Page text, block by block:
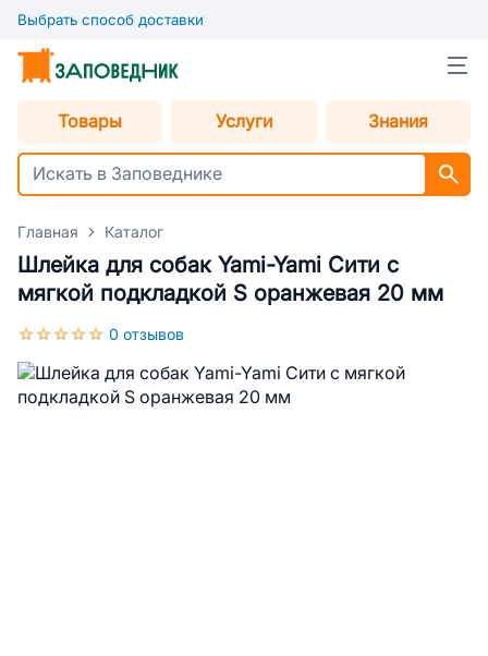
Выбрать способ доставки
Товары Услуги Знания
Главная Каталог
Шлейка для собак Yami-Yami Сити с
мягкой подкладкой S оранжевая 20 мм
0 отзывов